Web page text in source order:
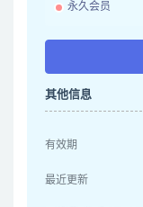
永久会员
其他信息
有效期
最近更新